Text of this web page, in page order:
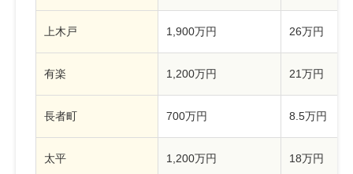
上木戸 1,900万円 26万円
有楽 1,200万円 21万円
長者町 700万円 8.5万円
太平 1,200万円 18万円